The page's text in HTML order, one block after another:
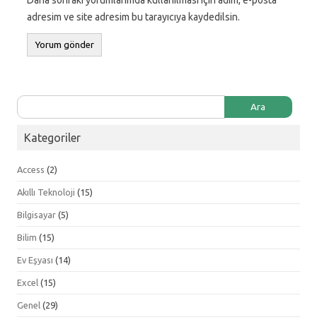
adresim ve site adresim bu tarayıcıya kaydedilsin.
Arama:
Kategoriler
Access (2)
Akıllı Teknoloji (15)
Bilgisayar (5)
Bilim (15)
Ev Eşyası (14)
Excel (15)
Genel (29)